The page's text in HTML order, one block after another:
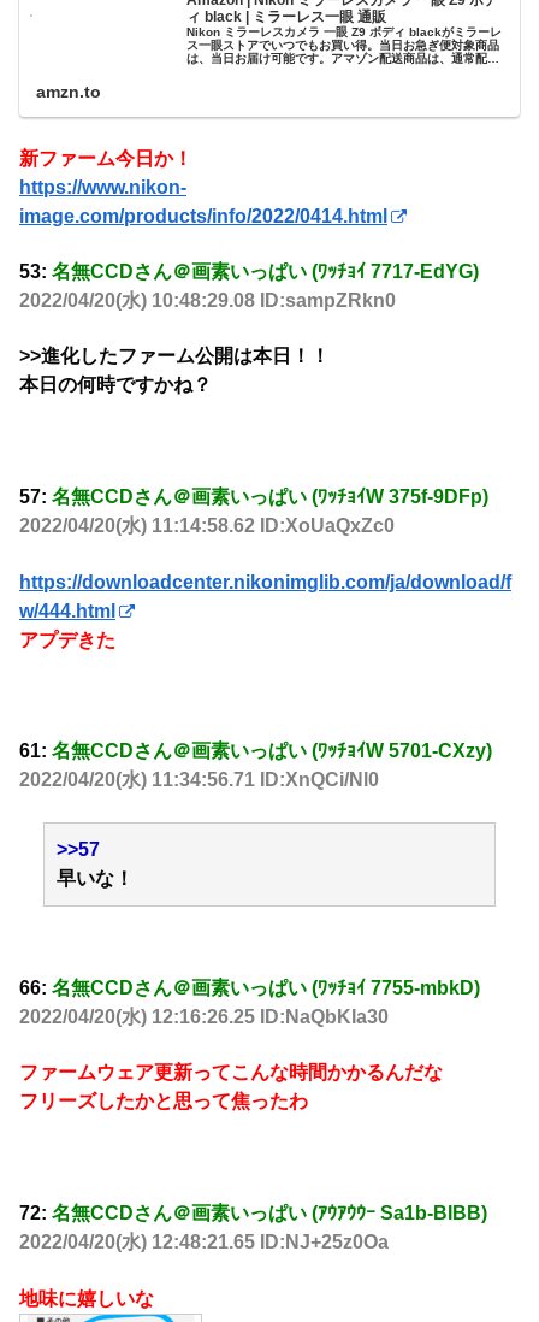
ィ black | ミラーレス一眼 通販
Nikon ミラーレスカメラ 一眼 Z9 ボディ blackがミラーレ
ス一眼ストアでいつでもお買い得。当日お急ぎ便対象商品
は、当日お届け可能です。アマゾン配送商品は、通常配送
amzn.to
新ファーム今日か！
https://www.nikon-
image.com/products/info/2022/0414.html
53: 名無CCDさん＠画素いっぱい (ﾜｯﾁｮｲ 7717-EdYG)
2022/04/20(水) 10:48:29.08 ID:sampZRkn0
>>進化したファーム公開は本日！！
本日の何時ですかね？
57: 名無CCDさん＠画素いっぱい (ﾜｯﾁｮｲW 375f-9DFp)
2022/04/20(水) 11:14:58.62 ID:XoUaQxZc0
https://downloadcenter.nikonimglib.com/ja/download/f
w/444.html
アプデきた
61: 名無CCDさん＠画素いっぱい (ﾜｯﾁｮｲW 5701-CXzy)
2022/04/20(水) 11:34:56.71 ID:XnQCi/Nl0
>>57
早いな！
66: 名無CCDさん＠画素いっぱい (ﾜｯﾁｮｲ 7755-mbkD)
2022/04/20(水) 12:16:26.25 ID:NaQbKIa30
ファームウェア更新ってこんな時間かかるんだな
フリーズしたかと思って焦ったわ
72: 名無CCDさん＠画素いっぱい (ｱｳｱｳｳｰ Sa1b-BIBB)
2022/04/20(水) 12:48:21.65 ID:NJ+25z0Oa
地味に嬉しいな